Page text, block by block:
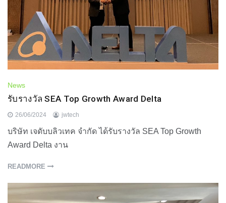
News
รับรางวัล SEA Top Growth Award Delta
26/06/2024 jwtech
บริษัท เจดับบลิวเทค จำกัด ได้รับรางวัล SEA Top Growth
Award Delta งาน
READMORE